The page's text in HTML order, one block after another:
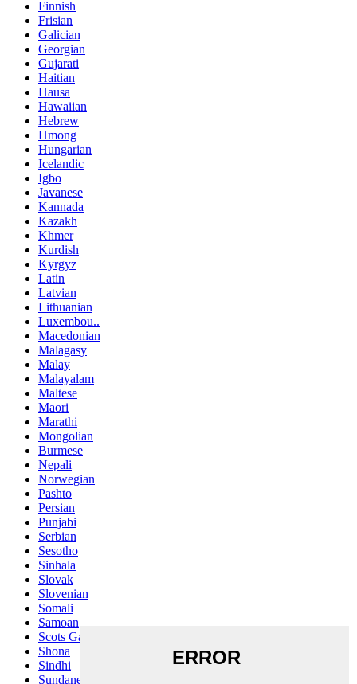
Finnish
Frisian
Galician
Georgian
Gujarati
Haitian
Hausa
Hawaiian
Hebrew
Hmong
Hungarian
Icelandic
Igbo
Javanese
Kannada
Kazakh
Khmer
Kurdish
Kyrgyz
Latin
Latvian
Lithuanian
Luxembou..
Macedonian
Malagasy
Malay
Malayalam
Maltese
Maori
Marathi
Mongolian
Burmese
Nepali
Norwegian
Pashto
Persian
Punjabi
Serbian
Sesotho
Sinhala
Slovak
Slovenian
Somali
Samoan
Scots Gaelic
Shona
Sindhi
Sundanese